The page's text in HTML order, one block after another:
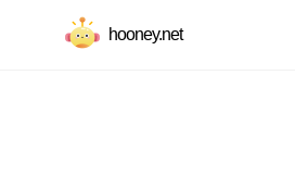
hooney.net